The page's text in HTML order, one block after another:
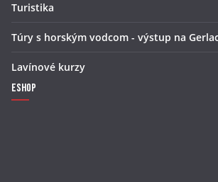
Turistika
Túry s horským vodcom - výstup na
Lavínové kurzy
Eshop